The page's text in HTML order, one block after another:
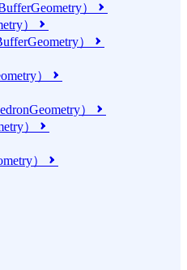
） 
） 
） 
） 
） 
） 
） 